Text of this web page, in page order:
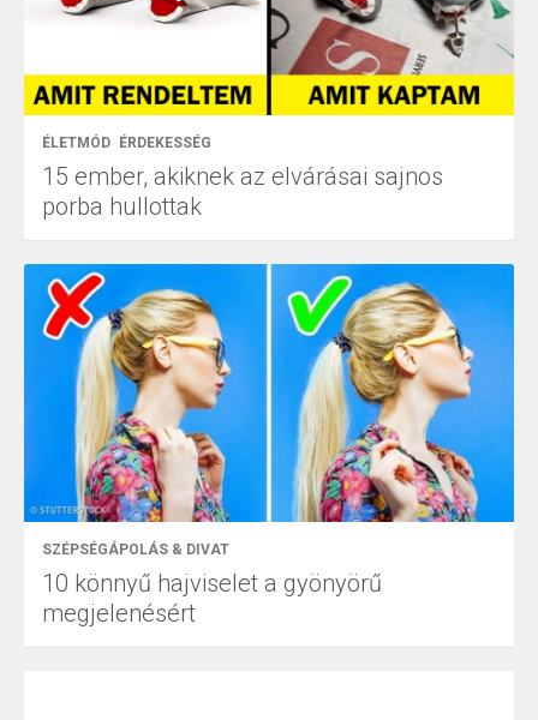
ÉLETMÓD ÉRDEKESSÉG
15 ember, akiknek az elvárásai sajnos
porba hullottak
SZÉPSÉGÁPOLÁS & DIVAT
10 könnyű hajviselet a gyönyörű
megjelenésért